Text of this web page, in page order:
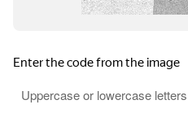
TeploExpert.com © 2008 -
систем отопления,